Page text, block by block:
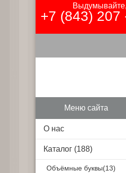
+7 (843) 207
Меню сайта
О нас
Каталог (188)
Объёмные буквы